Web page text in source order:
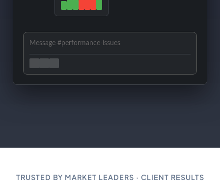
Message #performance-issues
TRUSTED BY MARKET LEADERS · CLIENT RESULTS